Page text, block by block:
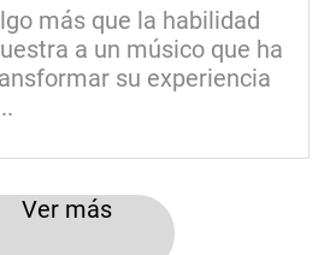
más que la habilidad
a un músico que ha
su experiencia
Ver más